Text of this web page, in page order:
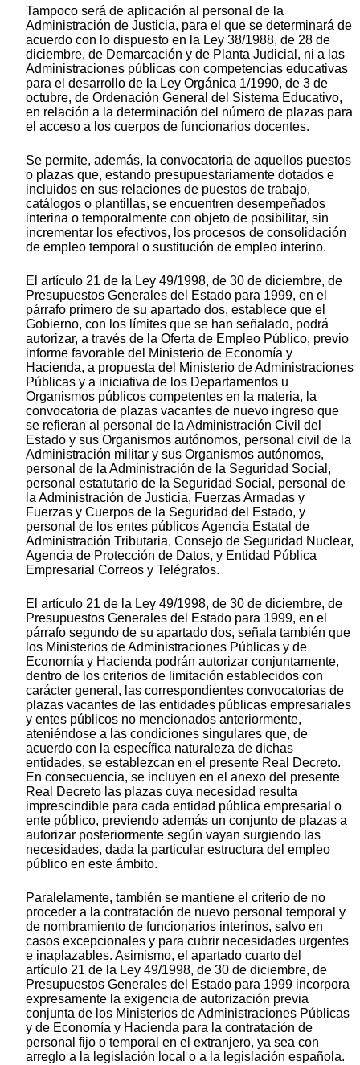
Tampoco será de aplicación al personal de la
Administración de Justicia, para el que se determinará de
acuerdo con lo dispuesto en la Ley 38/1988, de 28 de
diciembre, de Demarcación y de Planta Judicial, ni a las
Administraciones públicas con competencias educativas
para el desarrollo de la Ley Orgánica 1/1990, de 3 de
octubre, de Ordenación General del Sistema Educativo,
en relación a la determinación del número de plazas para
el acceso a los cuerpos de funcionarios docentes.
Se permite, además, la convocatoria de aquellos puestos
o plazas que, estando presupuestariamente dotados e
incluidos en sus relaciones de puestos de trabajo,
catálogos o plantillas, se encuentren desempeñados
interina o temporalmente con objeto de posibilitar, sin
incrementar los efectivos, los procesos de consolidación
de empleo temporal o sustitución de empleo interino.
El artículo 21 de la Ley 49/1998, de 30 de diciembre, de
Presupuestos Generales del Estado para 1999, en el
párrafo primero de su apartado dos, establece que el
Gobierno, con los límites que se han señalado, podrá
autorizar, a través de la Oferta de Empleo Público, previo
informe favorable del Ministerio de Economía y
Hacienda, a propuesta del Ministerio de Administraciones
Públicas y a iniciativa de los Departamentos u
Organismos públicos competentes en la materia, la
convocatoria de plazas vacantes de nuevo ingreso que
se refieran al personal de la Administración Civil del
Estado y sus Organismos autónomos, personal civil de la
Administración militar y sus Organismos autónomos,
personal de la Administración de la Seguridad Social,
personal estatutario de la Seguridad Social, personal de
la Administración de Justicia, Fuerzas Armadas y
Fuerzas y Cuerpos de la Seguridad del Estado, y
personal de los entes públicos Agencia Estatal de
Administración Tributaria, Consejo de Seguridad Nuclear,
Agencia de Protección de Datos, y Entidad Pública
Empresarial Correos y Telégrafos.
El artículo 21 de la Ley 49/1998, de 30 de diciembre, de
Presupuestos Generales del Estado para 1999, en el
párrafo segundo de su apartado dos, señala también que
los Ministerios de Administraciones Públicas y de
Economía y Hacienda podrán autorizar conjuntamente,
dentro de los criterios de limitación establecidos con
carácter general, las correspondientes convocatorias de
plazas vacantes de las entidades públicas empresariales
y entes públicos no mencionados anteriormente,
ateniéndose a las condiciones singulares que, de
acuerdo con la específica naturaleza de dichas
entidades, se establezcan en el presente Real Decreto.
En consecuencia, se incluyen en el anexo del presente
Real Decreto las plazas cuya necesidad resulta
imprescindible para cada entidad pública empresarial o
ente público, previendo además un conjunto de plazas a
autorizar posteriormente según vayan surgiendo las
necesidades, dada la particular estructura del empleo
público en este ámbito.
Paralelamente, también se mantiene el criterio de no
proceder a la contratación de nuevo personal temporal y
de nombramiento de funcionarios interinos, salvo en
casos excepcionales y para cubrir necesidades urgentes
e inaplazables. Asimismo, el apartado cuarto del
artículo 21 de la Ley 49/1998, de 30 de diciembre, de
Presupuestos Generales del Estado para 1999 incorpora
expresamente la exigencia de autorización previa
conjunta de los Ministerios de Administraciones Públicas
y de Economía y Hacienda para la contratación de
personal fijo o temporal en el extranjero, ya sea con
arreglo a la legislación local o a la legislación española.